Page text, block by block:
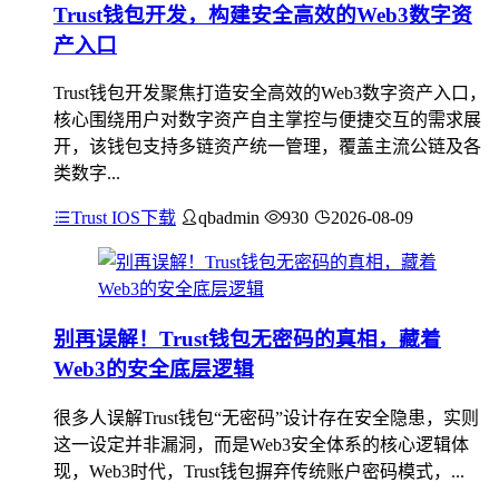
Trust钱包开发，构建安全高效的Web3数字资
产入口
Trust钱包开发聚焦打造安全高效的Web3数字资产入口，
核心围绕用户对数字资产自主掌控与便捷交互的需求展
开，该钱包支持多链资产统一管理，覆盖主流公链及各
类数字...
Trust IOS下载 qbadmin 930 2026-08-09
别再误解！Trust钱包无密码的真相，藏着
Web3的安全底层逻辑
很多人误解Trust钱包“无密码”设计存在安全隐患，实则
这一设定并非漏洞，而是Web3安全体系的核心逻辑体
现，Web3时代，Trust钱包摒弃传统账户密码模式，...